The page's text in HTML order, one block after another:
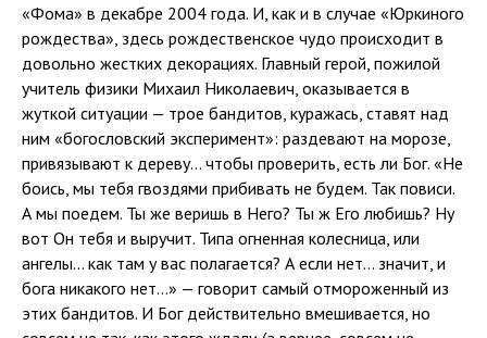
«Фома» в декабре 2004 года. И, как и в случае «Юркиного
рождества», здесь рождественское чудо происходит в
довольно жестких декорациях. Главный герой, пожилой
учитель физики Михаил Николаевич, оказывается в
жуткой ситуации — трое бандитов, куражась, ставят над
ним «богословский эксперимент»: раздевают на морозе,
привязывают к дереву... чтобы проверить, есть ли Бог. «Не
боись, мы тебя гвоздями прибивать не будем. Так повиси.
А мы поедем. Ты же веришь в Него? Ты ж Его любишь? Ну
вот Он тебя и выручит. Типа огненная колесница, или
ангелы... как там у вас полагается? А если нет... значит, и
бога никакого нет...» — говорит самый отмороженный из
этих бандитов. И Бог действительно вмешивается, но